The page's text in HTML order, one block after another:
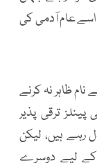
اسے عام آدمی کی
ظاہر نہ کرنے
ترقی پذیر
رہے ہیں، لیکن
کے لیے دوسرے